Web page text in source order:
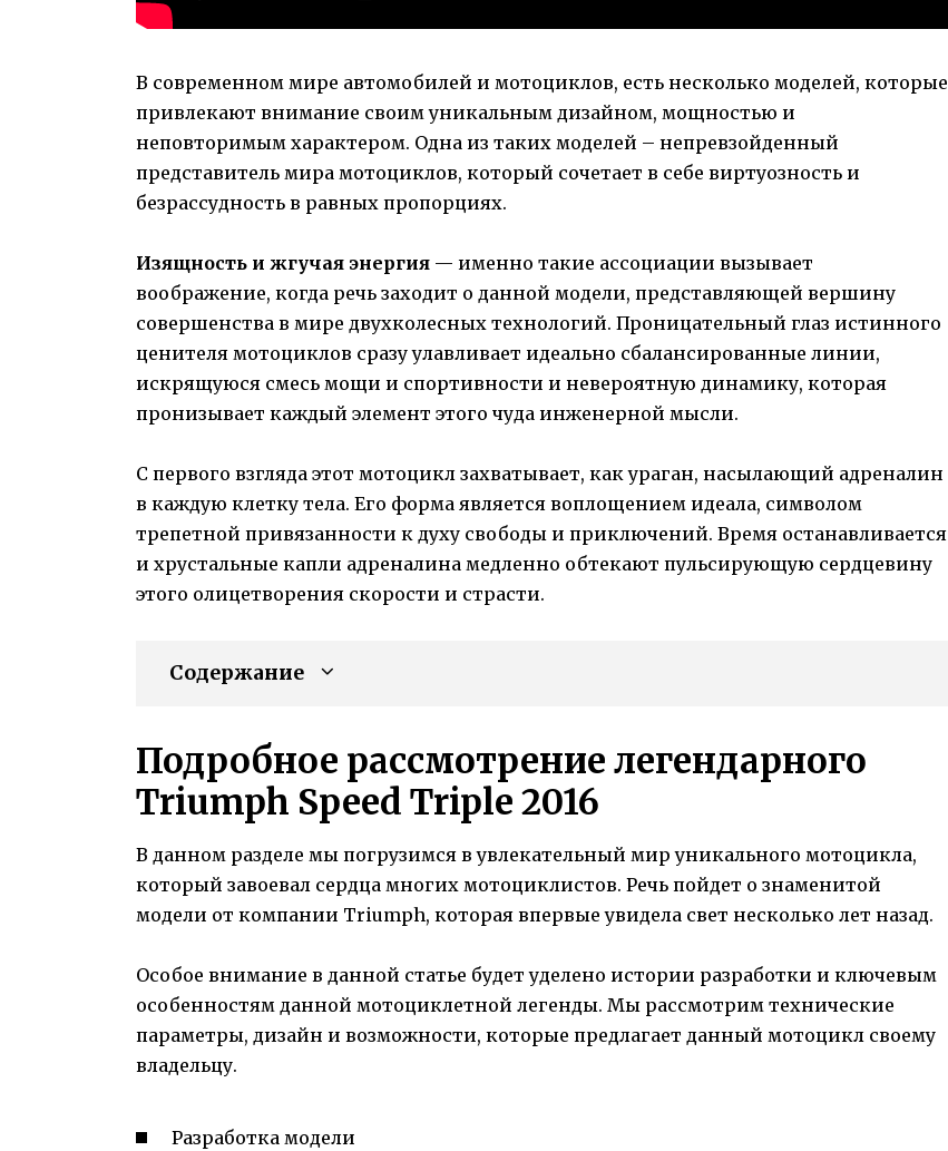
В современном мире автомобилей и мотоциклов, есть несколько моделей, которые
привлекают внимание своим уникальным дизайном, мощностью и
неповторимым характером. Одна из таких моделей – непревзойденный
представитель мира мотоциклов, который сочетает в себе виртуозность и
безрассудность в равных пропорциях.
Изящность и жгучая энергия — именно такие ассоциации вызывает
воображение, когда речь заходит о данной модели, представляющей вершину
совершенства в мире двухколесных технологий. Проницательный глаз истинного
ценителя мотоциклов сразу улавливает идеально сбалансированные линии,
искрящуюся смесь мощи и спортивности и невероятную динамику, которая
пронизывает каждый элемент этого чуда инженерной мысли.
С первого взгляда этот мотоцикл захватывает, как ураган, насылающий адреналин
в каждую клетку тела. Его форма является воплощением идеала, символом
трепетной привязанности к духу свободы и приключений. Время останавливается
и хрустальные капли адреналина медленно обтекают пульсирующую сердцевину
этого олицетворения скорости и страсти.
Содержание
Подробное рассмотрение легендарного
Triumph Speed Triple 2016
В данном разделе мы погрузимся в увлекательный мир уникального мотоцикла,
который завоевал сердца многих мотоциклистов. Речь пойдет о знаменитой
модели от компании Triumph, которая впервые увидела свет несколько лет назад.
Особое внимание в данной статье будет уделено истории разработки и ключевым
особенностям данной мотоциклетной легенды. Мы рассмотрим технические
параметры, дизайн и возможности, которые предлагает данный мотоцикл своему
владельцу.
Разработка модели